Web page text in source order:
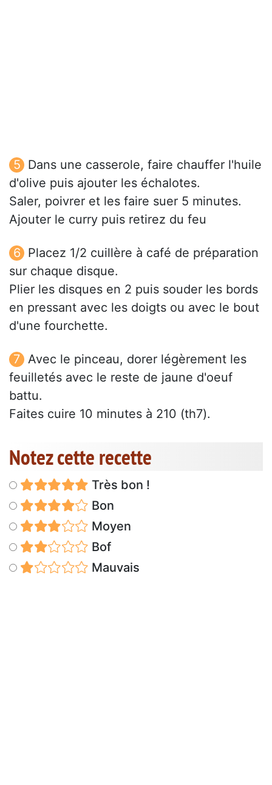
Dans une casserole, faire chauffer l'huile
d'olive puis ajouter les échalotes.
Saler, poivrer et les faire suer 5 minutes.
Ajouter le curry puis retirez du feu
Placez 1/2 cuillère à café de préparation
sur chaque disque.
Plier les disques en 2 puis souder les bords
en pressant avec les doigts ou avec le bout
d'une fourchette.
Avec le pinceau, dorer légèrement les
feuilletés avec le reste de jaune d'oeuf
battu.
Faites cuire 10 minutes à 210 (th7).
Notez cette recette
Très bon !
Bon
Moyen
Bof
Mauvais